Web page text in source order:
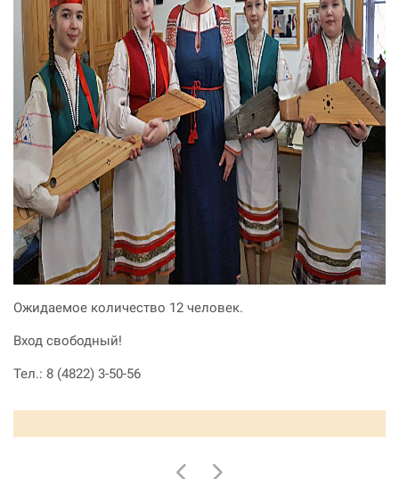
Ожидаемое количество 12 человек.
Вход свободный!
Тел.: 8 (4822) 3-50-56